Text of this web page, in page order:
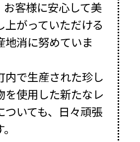
お客様に安心して美
上がっていただける
地消に努めていま
で生産された珍し
を使用した新たなレ
ついても、日々頑張